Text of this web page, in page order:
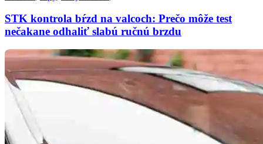
STK kontrola bŕzd na valcoch: Prečo môže test
nečakane odhaliť slabú ručnú brzdu